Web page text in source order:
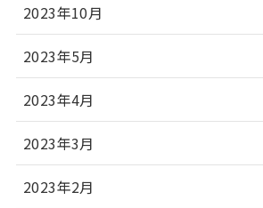
2023年10月
2023年5月
2023年4月
2023年3月
2023年2月